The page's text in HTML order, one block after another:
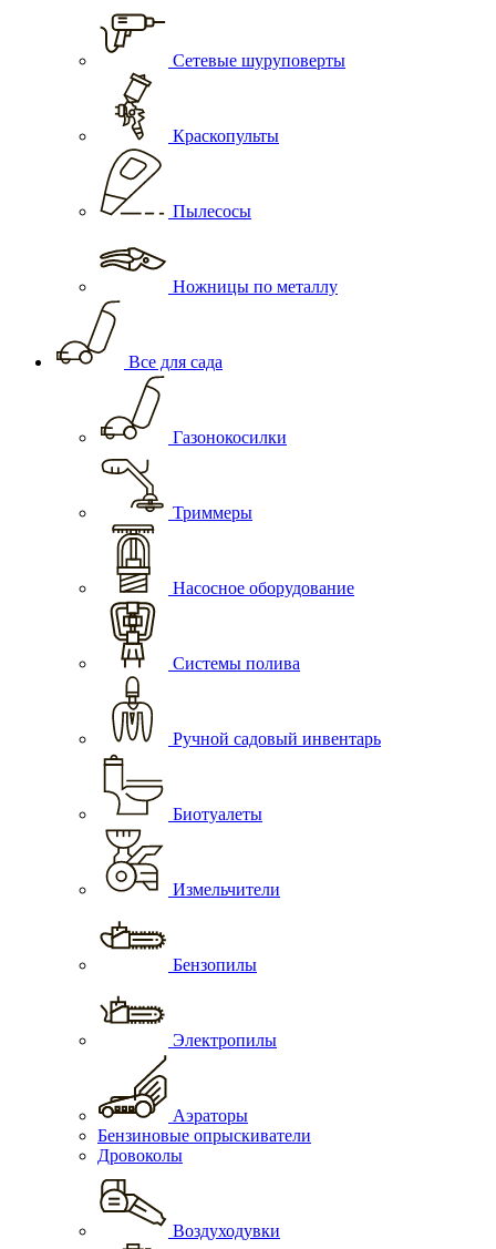
Сетевые шуруповерты
Краскопульты
Пылесосы
Ножницы по металлу
Все для сада
Газонокосилки
Триммеры
Насосное оборудование
Системы полива
Ручной садовый инвентарь
Биотуалеты
Измельчители
Бензопилы
Электропилы
Аэраторы
Бензиновые опрыскиватели
Дровоколы
Воздуходувки